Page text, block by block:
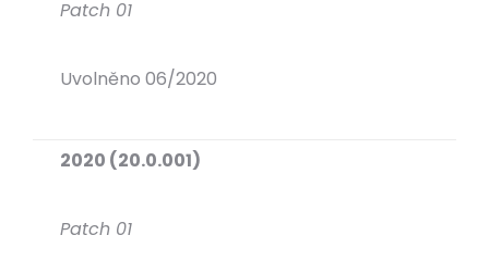
Patch 01
Uvolněno 06/2020
2020 (20.0.001)
Patch 01